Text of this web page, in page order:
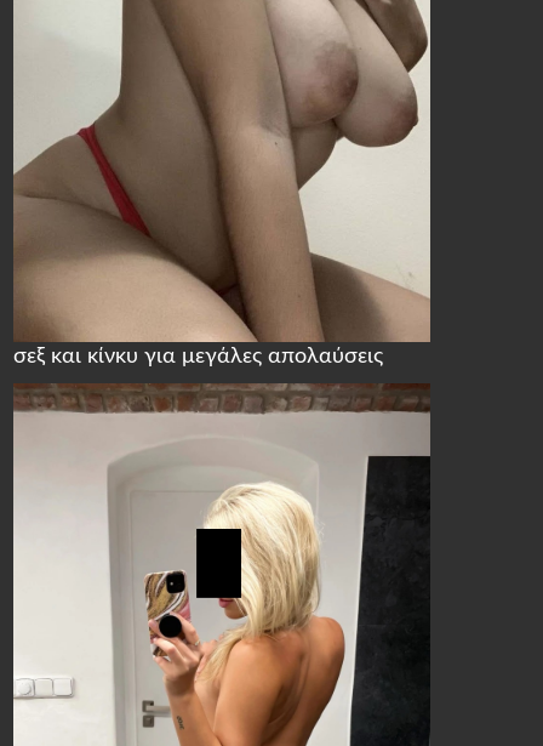
σεξ και κίνκυ για μεγάλες απολαύσεις